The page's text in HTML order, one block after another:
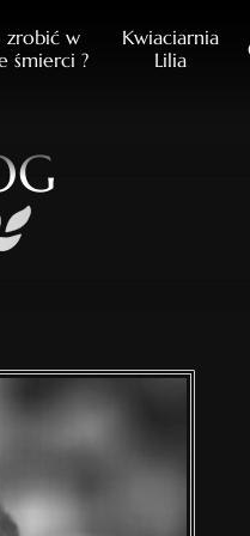
zrobić w
śmierci ?
Kwiaciarnia
Lilia